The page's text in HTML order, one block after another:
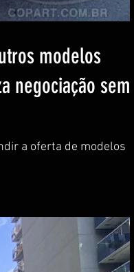
modelos
negociação sem
a oferta de modelos